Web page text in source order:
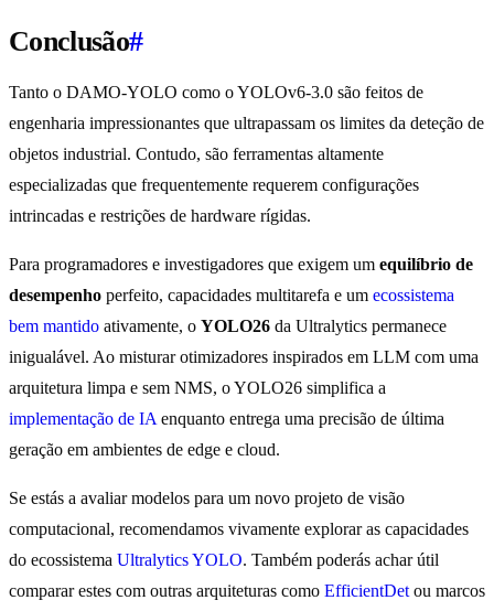
Conclusão#
Tanto o DAMO-YOLO como o YOLOv6-3.0 são feitos de
engenharia impressionantes que ultrapassam os limites da deteção de
objetos industrial. Contudo, são ferramentas altamente
especializadas que frequentemente requerem configurações
intrincadas e restrições de hardware rígidas.
Para programadores e investigadores que exigem um equilíbrio de
desempenho perfeito, capacidades multitarefa e um ecossistema
bem mantido ativamente, o YOLO26 da Ultralytics permanece
inigualável. Ao misturar otimizadores inspirados em LLM com uma
arquitetura limpa e sem NMS, o YOLO26 simplifica a
implementação de IA enquanto entrega uma precisão de última
geração em ambientes de edge e cloud.
Se estás a avaliar modelos para um novo projeto de visão
computacional, recomendamos vivamente explorar as capacidades
do ecossistema Ultralytics YOLO. Também poderás achar útil
comparar estes com outras arquiteturas como EfficientDet ou marcos